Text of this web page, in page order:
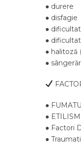
● durere
● disfagie
●
●
● halitoză
●
●
●
● Factori
●